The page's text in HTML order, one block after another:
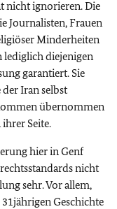
nicht ignorieren. Die
Journalisten, Frauen
Minderheiten
lediglich diejenigen
garantiert. Sie
Iran selbst
übernommen
ihrer Seite.
hier in Genf
nicht
sehr. Vor allem,
Geschichte